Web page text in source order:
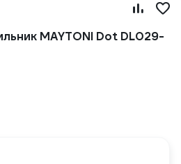
MAYTONI Dot DL029-